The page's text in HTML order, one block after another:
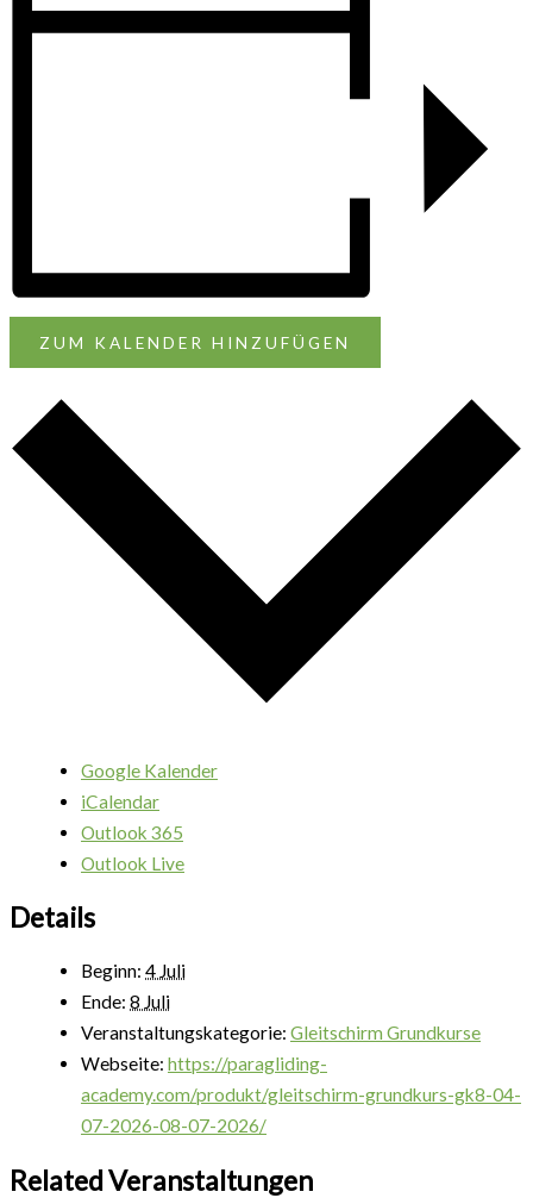
ZUM KALENDER HINZUFÜGEN
Google Kalender
iCalendar
Outlook 365
Outlook Live
Details
Beginn: 4 Juli
Ende: 8 Juli
Veranstaltungskategorie: Gleitschirm Grundkurse
Webseite: https://paragliding-
academy.com/produkt/gleitschirm-grundkurs-gk8-04-
07-2026-08-07-2026/
Related Veranstaltungen